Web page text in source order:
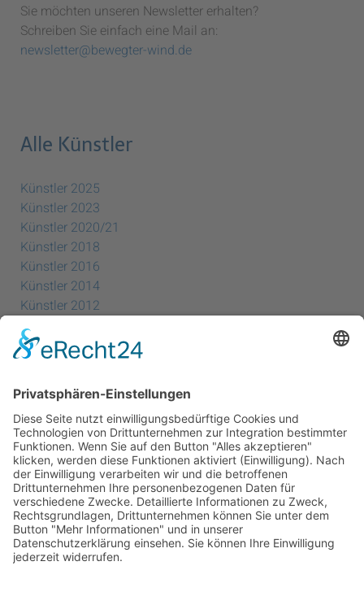
Sie möchten unseren Newsletter erhalten?
Schreiben Sie einfach eine Mail an:
newsletter@bewegter-wind.de
Alle Künstler
Künstler 2025
Künstler 2023
Künstler 2020/21
Künstler 2018
Künstler 2016
Künstler 2014
Künstler 2012
Künstler 2010
Künstler 2008
Künstler 2006
Künstler 2005
Künstler 2004
Alle Ausstellungsorte
Cookie-Einstellungen